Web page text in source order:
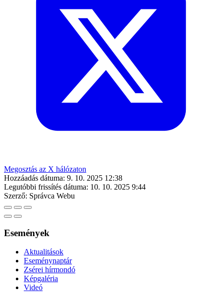
Megosztás az X hálózaton
Hozzáadás dátuma: 9. 10. 2025 12:38
Legutóbbi frissítés dátuma: 10. 10. 2025 9:44
Szerző: Správca Webu
Események
Aktualitások
Eseménynaptár
Zsérei hírmondó
Képgaléria
Videó